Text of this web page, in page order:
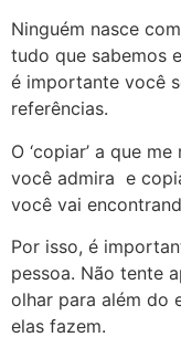
Ninguém nasce
tudo que sabemos
é importante você
referências.
O ‘copiar’ a que
você admira e
você vai
Por isso, é
pessoa. Não tente
olhar para além do
elas fazem.